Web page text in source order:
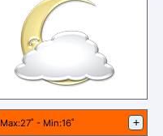
Max:27˚ - Min:16˚ +